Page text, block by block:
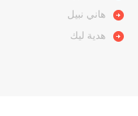
هاني نبيل
هدية ليك